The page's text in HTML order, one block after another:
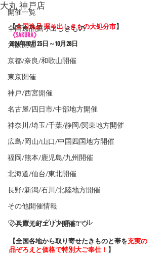
開催一覧
全国逸品掘り出しきもの
大阪開催
京都/奈良/和歌山開催
東京開催
神戸/西宮開催
名古屋/四日市/中部地方開催
神奈川/埼玉/千葉/静岡/関東地方開催
広島/岡山/山口/中国四国地方開催
福岡/熊本/鹿児島/九州開催
北海道/仙台/東北開催
長野/新潟/石川/北陸地方開催
その他開催情報
ウエディングドレスセール
大丸 神戸店
【全国逸品 掘り出しきもの大処分市】
《SAKURA》
2024年10月23日～10月28日
◇兵庫元町エリア開催！◇
【全国各地から取り寄せたきものと帯を充実の
品ぞろえと価格で特別大ご奉仕！ 】